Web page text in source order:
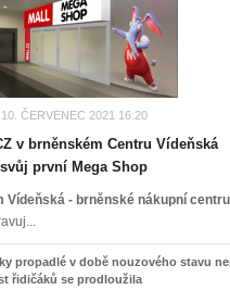
ČERVENEC 2021 16:20
v brněnském Centru Vídeňská
první Mega Shop
Vídeňská - brněnské nákupní
propadlé v době nouzového stavu
řidičáků se prodloužila